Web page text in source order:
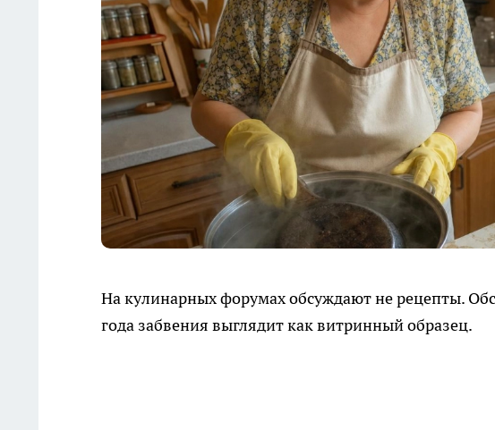
На кулинарных форумах обсуждают не рецепты.
года забвения выглядит как витринный образец.